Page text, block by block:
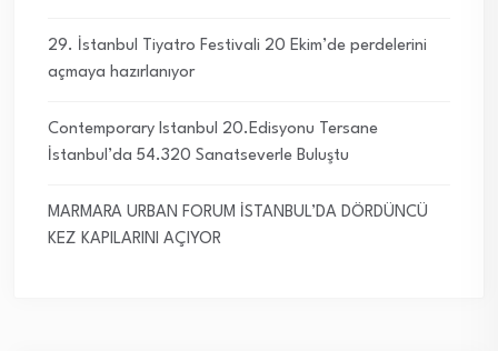
29. İstanbul Tiyatro Festivali 20 Ekim’de perdelerini
açmaya hazırlanıyor
Contemporary Istanbul 20.Edisyonu Tersane
İstanbul’da 54.320 Sanatseverle Buluştu
MARMARA URBAN FORUM İSTANBUL’DA DÖRDÜNCÜ
KEZ KAPILARINI AÇIYOR